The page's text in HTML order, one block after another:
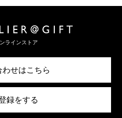
ラインストア
わせはこちら
録をする